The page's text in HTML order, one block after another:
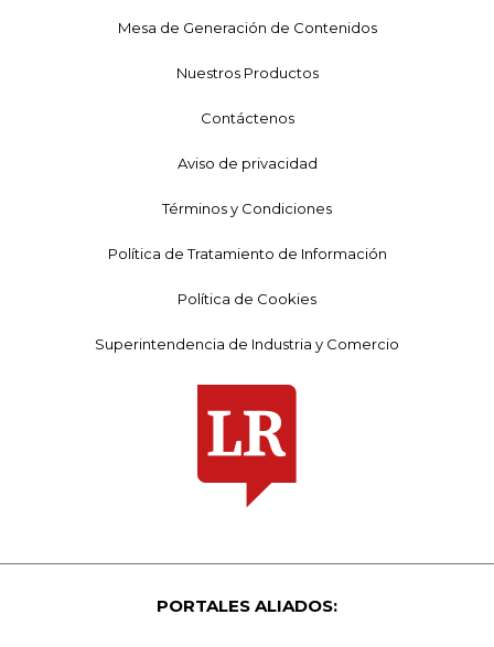
Mesa de Generación de Contenidos
Nuestros Productos
Contáctenos
Aviso de privacidad
Términos y Condiciones
Política de Tratamiento de Información
Política de Cookies
Superintendencia de Industria y Comercio
PORTALES ALIADOS: